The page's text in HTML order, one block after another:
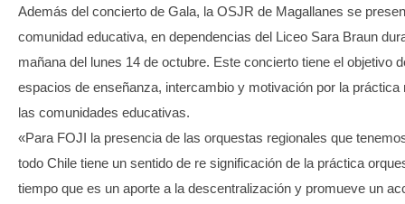
Además del concierto de Gala, la OSJR de Magallanes se
comunidad educativa, en dependencias del Liceo Sara Braun
mañana del lunes 14 de octubre. Este concierto tiene el objetivo
espacios de enseñanza, intercambio y motivación por la práctica
las comunidades educativas.
«Para FOJI la presencia de las orquestas regionales que
todo Chile tiene un sentido de re significación de la práctica
tiempo que es un aporte a la descentralización y promueve un